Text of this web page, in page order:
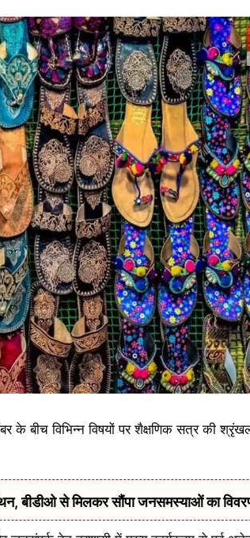
के बीच विभिन्न विषयों पर शैक्षणिक सत्र की
बीडीओ से मिलकर सौंपा जनसमस्याओं का